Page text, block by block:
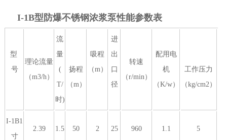
I-1B型防爆不锈钢浓浆泵性能参数表
型
号
理论流量
（m3/h）
流
量
(
T/
时)
扬程
（m）
吸程
（m）
进
出
口
径
转速
（r/min）
配用电
机
（K/w）
工作压力
（kg/cm2）
I-1B1
寸
2.39 1.5 50 2 25 960 1.1 5